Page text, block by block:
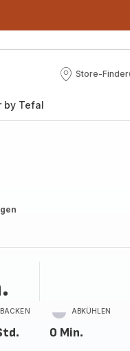
Store-Finder
Store-
by Tefal
BACKEN ABKÜHLEN
0 Min.